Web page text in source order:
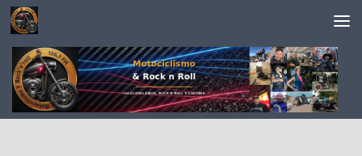
Saltar al contenido